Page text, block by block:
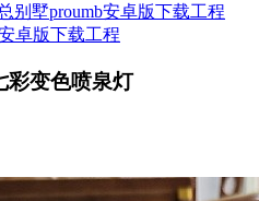
别墅proumb安卓版下载工程
卓版下载工程
彩变色喷泉灯